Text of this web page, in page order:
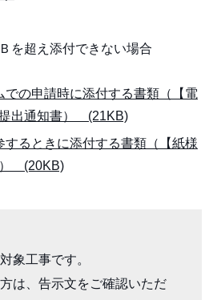
を超え添付できない場合
での申請時に添付する書類（【電
出通知書） (21KB)
するときに添付する書類（【紙様
） (20KB)
象工事です。
は、告示文をご確認いただ